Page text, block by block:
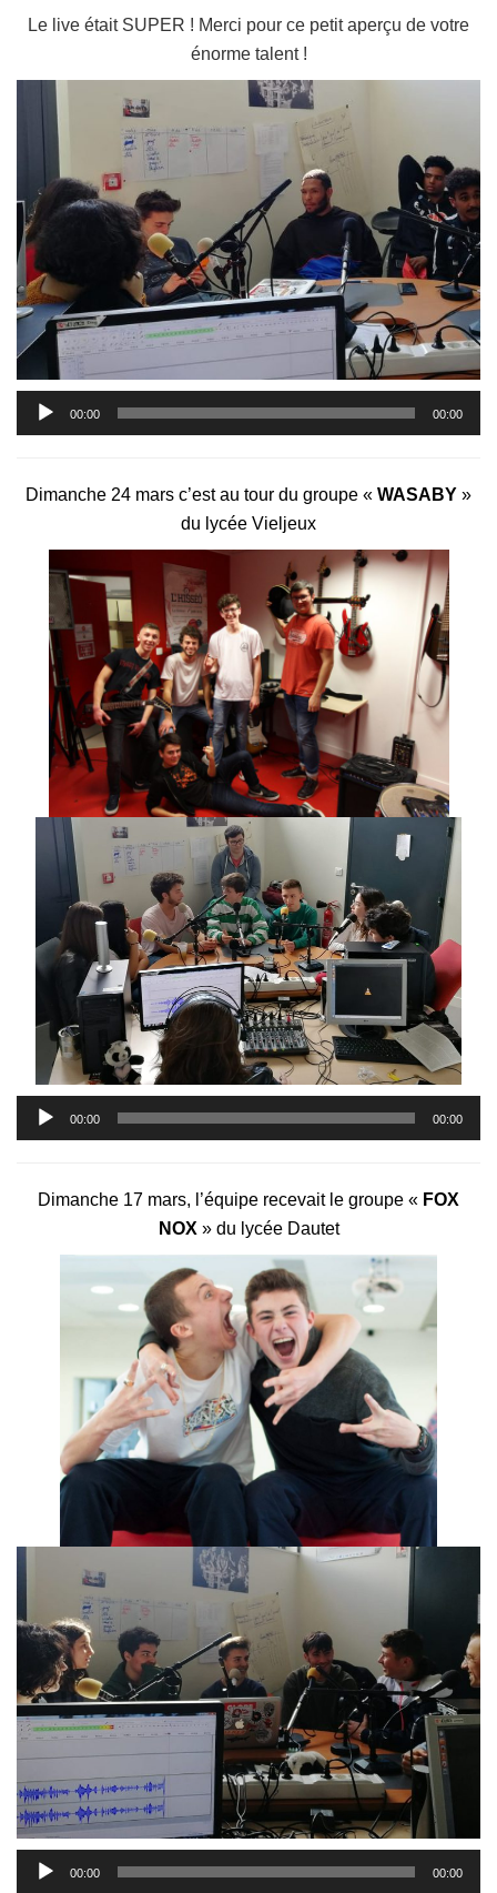
Le live était SUPER ! Merci pour ce petit aperçu de votre
énorme talent !
Lecteur
audio
00:00 00:00
Dimanche 24 mars c’est au tour du groupe « WASABY »
du lycée Vieljeux
Lecteur
audio
00:00 00:00
Dimanche 17 mars, l’équipe recevait le groupe « FOX
NOX » du lycée Dautet
Lecteur
audio
00:00 00:00